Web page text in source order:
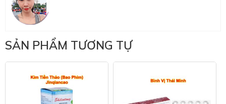
SẢN PHẨM TƯƠNG TỰ